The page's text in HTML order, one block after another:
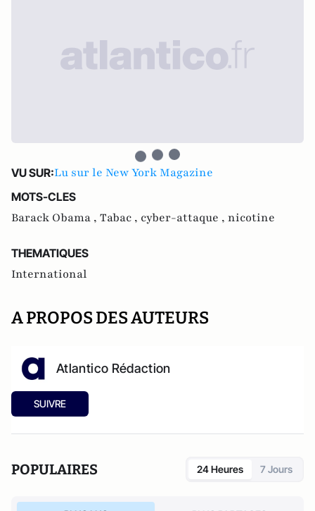
VU SUR:Lu sur le New York Magazine
MOTS-CLES
Barack Obama , Tabac , cyber-attaque , nicotine
THEMATIQUES
International
A PROPOS DES AUTEURS
Atlantico Rédaction
SUIVRE
POPULAIRES 24 Heures 7 Jours